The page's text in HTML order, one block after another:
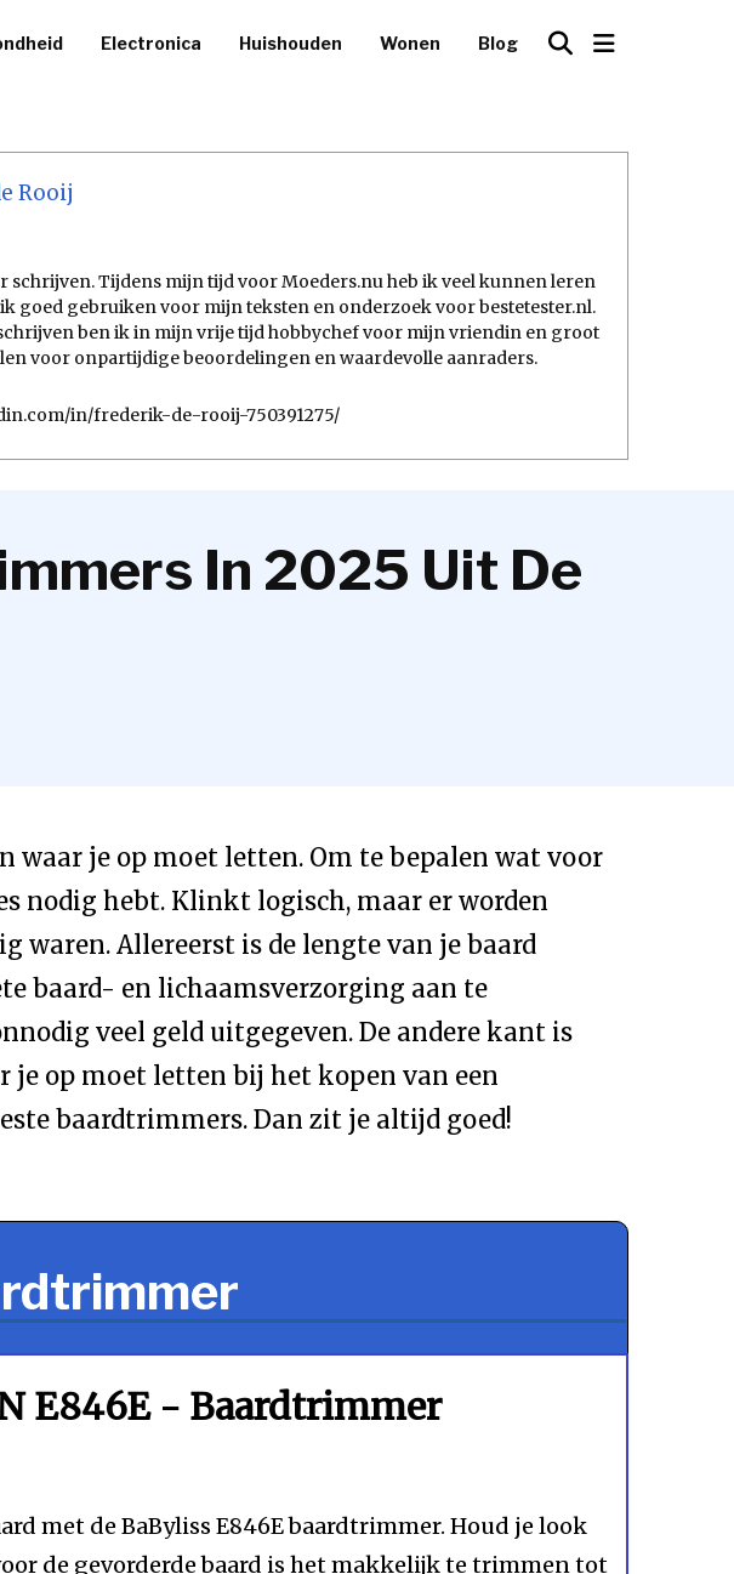
Electronica Huishouden Wonen Blog
Rooij
Tijdens mijn tijd voor Moeders.nu heb ik veel kunnen leren
goed gebruiken voor mijn teksten en onderzoek voor bestetester.nl.
ben ik in mijn vrije tijd hobbychef voor mijn vriendin en groot
voor onpartijdige beoordelingen en waardevolle aanraders.
in/frederik-de-rooij-750391275/
In 2025 Uit De
waar je op moet letten. Om te bepalen wat voor
nodig hebt. Klinkt logisch, maar er worden
waren. Allereerst is de lengte van je baard
baard- en lichaamsverzorging aan te
veel geld uitgegeven. De andere kant is
je op moet letten bij het kopen van een
baardtrimmers. Dan zit je altijd goed!
E846E - Baardtrimmer
met de BaByliss E846E baardtrimmer. Houd je look
de gevorderde baard is het makkelijk te trimmen tot